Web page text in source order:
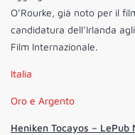
O’Rourke, già noto per il
candidatura dell’Irlanda
Film Internazionale.
Italia
Oro e Argento
Heniken Tocayos – LePub